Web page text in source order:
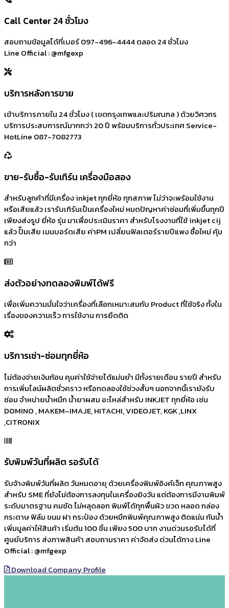
Call Center 24 ชั่วโมง
สอบถามข้อมูลได้ที่เบอร์ 097-496-4444 ตลอด 24 ชั่วโมง
Line Official : @mfgexp
บริการหลังการขาย
เข้าบริการภายใน 24 ชั่วโมง ( เขตกรุงเทพและปริมณฑล ) ด้วยวิศวกร
บริการประสบการณ์มากกว่า 20 ปี พร้อมบริการทั่วประเทศ Service-
HotLine 087-7082773
ขาย-รับซื้อ-รับเทิร์น เครื่องมือสอง
สำหรับลูกค้าที่มีเครื่อง inkjet ทุกยี่ห้อ ทุกสภาพ ไม่ว่าจะพร้อมใช้งาน
หรือเสียแล้ว เรารับเทิร์นเป็นเครื่องใหม่ หมดปัญหาค่าซ่อมที่เพิ่มขึ้นทุกปี
เพียงส่งรูป ยี่ห้อ รุ่น มาเพื่อประเมินราคา สำหรับโรงงานที่ใช้ inkjet cij
แล้ว ปั๊มเสีย เมนบอร์ดเสีย ค่าPM เปลี่ยนฟิลเตอร์รายปีแพง ซื้อใหม่ คุ้ม
กว่า
ส่งตัวอย่างทดลองพิมพ์ได้ฟรี
เพื่อเพิ่มความมั่นใจว่าเครื่องที่เลือกเหมาะสมกับ Product ที่ใช้จริง ทั้งใน
เรื่องของความเร็ว การใช้งาน การยึดติด
บริการเช่า-ซ่อมทุกยี่ห้อ
ไม่ต้องจ่ายเงินก้อน คุมค่าใช้จ่ายได้แม่นยำ มีทั้งรายเดือน รายปี สำหรับ
การเพิ่มไลน์ผลิตชั่วคราว หรือทดลองใช้ช่วงสั้นๆ นอกจากนี้เรายังรับ
ซ่อม จำหน่ายน้ำหมึก น้ำยาผสม อะไหล่สำหรับ INKJET ทุกยี่ห้อ เช่น
DOMINO , MAKEM–IMAJE, HITACHI, VIDEOJET, KGK ,LINX
,CITRONIX
รับพิมพ์วันที่ผลิต รอรับได้
รับจ้างพิมพ์วันที่ผลิต วันหมดอายุ ด้วยเครื่องพิมพ์อิงค์เจ็ท คุณภาพสูง
สำหรับ SME ที่ยังไม่ต้องการลงทุนในเครื่องยิงวัน แต่ต้องการมีงานพิมพ์
ระดับมาตรฐาน คมชัด ไม่หลุดลอก พิมพ์ได้ทุกพื้นผิว ขวด หลอด กล่อง
กระดาษ ฟิล์ม ขนม ฝา กระป๋อง ด้วยหมึกพิมพ์คุณภาพสูง ติดแน่น กันน้ำ
เพิ่มมูลค่าให้สินค้า เริ่มต้น 100 ชิ้น เพียง 500 บาท งานด่วนรอรับได้ที่
ศูนย์บริการ ส่งภาพสินค้า สอบถามราคา ค่าจัดส่ง ด่วนได้ทาง Line
Official : @mfgexp
Download Company Profile